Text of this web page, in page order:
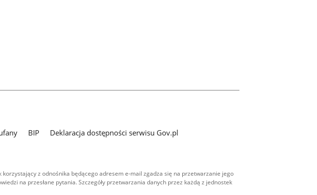
BIP
Deklaracja dostępności serwisu Gov.pl
z odnośnika będącego adresem e-mail zgadza się na przetwarzanie jego
na przesłane pytania. Szczegóły przetwarzania danych przez każdą z jednostek